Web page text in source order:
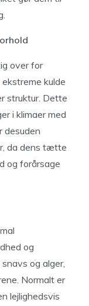
over for
kulde
struktur. Dette
i klimaer med
desuden
da dens tætte
og forårsage
og
og alger,
Normalt er
lejlighedsvis